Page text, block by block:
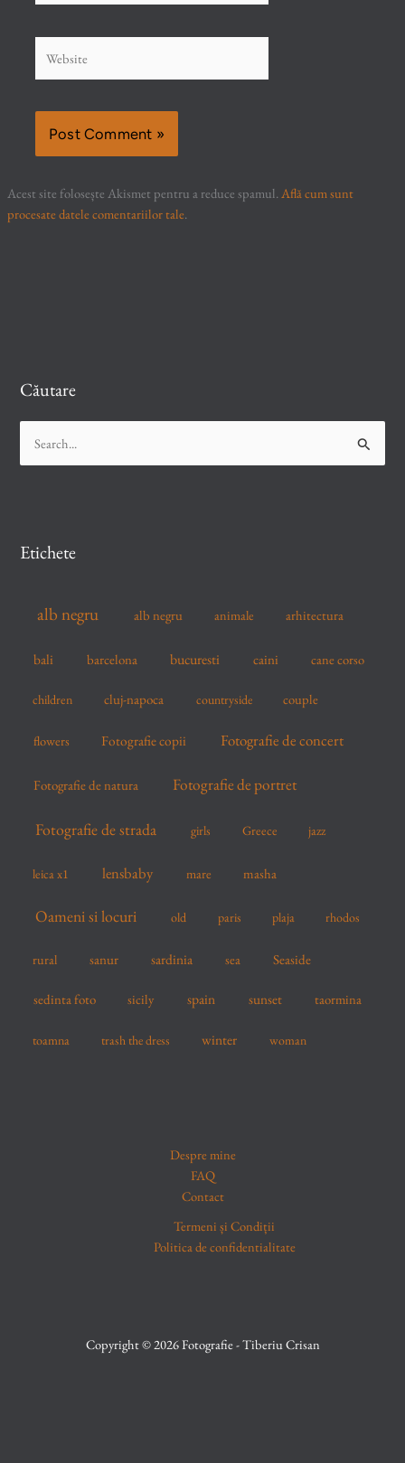
Acest site folosește Akismet pentru a reduce spamul.Află cum sunt
procesate datele comentariilor tale.
Căutare
e
h
Etichete
alb negru alb negru animale arhitectura
bali barcelona bucuresti caini cane corso
children cluj-napoca countryside couple
flowers Fotografie copii Fotografie de concert
Fotografie de natura Fotografie de portret
Fotografie de strada girls Greece jazz
leica x1 lensbaby mare masha
Oameni si locuri old paris plaja rhodos
rural sanur sardinia sea Seaside
sedinta foto sicily spain sunset taormina
toamna trash the dress winter woman
Despre mine
FAQ
Contact
Termeni și Condiții
Politica de confidentialitate
Copyright © 2026 Fotografie - Tiberiu Crisan